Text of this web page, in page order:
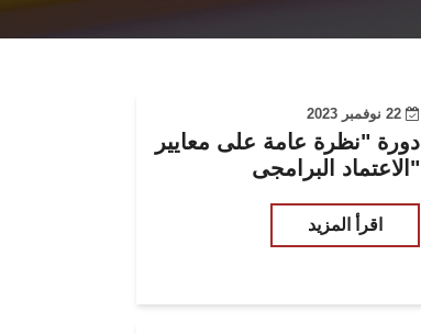
22 نوفمبر 2023
دورة "نظرة عامة على معايير
الاعتماد البرامجى"
اقرأ المزيد